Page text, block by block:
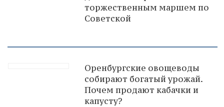
торжественным маршем по
Советской
Оренбургские овощеводы
собирают богатый урожай.
Почем продают кабачки и
капусту?